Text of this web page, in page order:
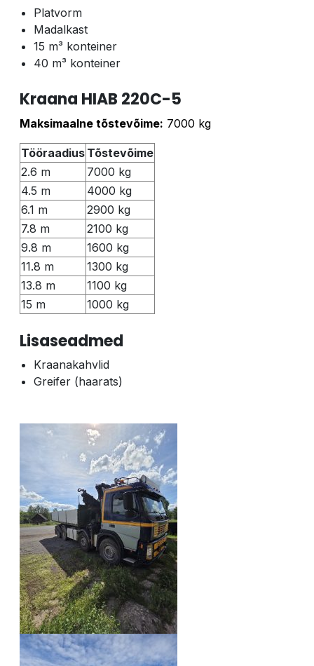
Platvorm
Madalkast
15 m³ konteiner
40 m³ konteiner
Kraana HIAB 220C-5
Maksimaalne tõstevõime: 7000 kg
Tööraadius Tõstevõime
2.6 m
7000 kg
4.5 m
4000 kg
6.1 m
2900 kg
7.8 m
2100 kg
9.8 m
1600 kg
11.8 m
1300 kg
13.8 m
1100 kg
15 m
1000 kg
Lisaseadmed
Kraanakahvlid
Greifer (haarats)